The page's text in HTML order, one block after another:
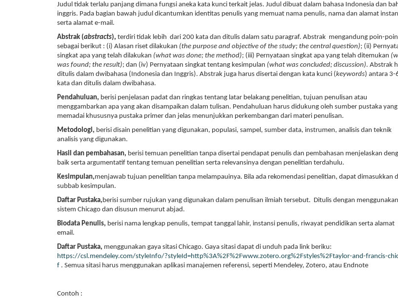
Judul tidak terlalu panjang dimana fungsi aneka kata kunci terkait jelas. Judul dibuat dalam bahasa Indonesia dan
inggris. Pada bagian bawah judul dicantumkan identitas penulis yang memuat nama penulis, nama dan alamat
serta alamat e-mail.
Abstrak (abstracts), terdiri tidak lebih dari 200 kata dan ditulis dalam satu paragraf. Abstrak mengandung poin-poin
sebagai berikut : (i) Alasan riset dilakukan (the purpose and objective of the study; the central question); (ii)
singkat apa yang telah dilakukan (what was done; the method); (iii) Pernyataan singkat apa yang telah ditemukan
was found; the result); dan (iv) Pernyataan singkat tentang kesimpulan (what was concluded; discussion). Abstrak
ditulis dalam dwibahasa (Indonesia dan Inggris). Abstrak juga harus disertai dengan kata kunci (keywords) antara 3-
kata dan ditulis dalam dwibahasa.
Pendahuluan, berisi penjelasan padat dan ringkas tentang latar belakang penelitian, tujuan penulisan atau
menggambarkan apa yang akan disampaikan dalam tulisan. Pendahuluan harus didukung oleh sumber pustaka yang
memadai khususnya pustaka primer dan jelas menunjukkan perkembangan dari materi penulisan.
Metodologi, berisi disain penelitian yang digunakan, populasi, sampel, sumber data, instrumen, analisis dan teknik
analisis yang digunakan.
Hasil dan pembahasan, berisi temuan penelitian tanpa disertai pendapat penulis dan pembahasan menjelaskan
baik serta argumentatif tentang temuan penelitian serta relevansinya dengan penelitian terdahulu.
Kesimpulan,menjawab tujuan penelitian tanpa melampauinya. Bila ada rekomendasi penelitian, dapat dimasukkan
subbab kesimpulan.
Daftar Pustaka, berisi sumber rujukan yang digunakan dalam penulisan ilmiah tersebut. Ditulis dengan menggunakan
sistem Chicago dan disusun menurut abjad.
Biodata Penulis, berisi nama lengkap penulis, tempat tanggal lahir, instansi penulis, riwayat pendidikan serta alamat
email.
Daftar Pustaka, menggunakan gaya sitasi Chicago. Gaya sitasi dapat di unduh pada link beriku:
https://csl.mendeley.com/styleInfo/?styleId=http%3A%2F%2Fwww.zotero.org%2Fstyles%2Ftaylor-and-francis-
f . Semua sitasi harus menggunakan aplikasi manajemen referensi, seperti Mendeley, Zotero, atau Endnote
Contoh :